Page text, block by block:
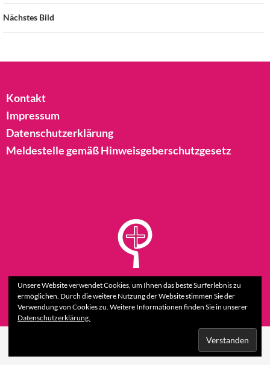
Nächstes Bild
Kontakt
Impressum
Datenschutzerklärung
Meldestelle gemäß Hinweisgeberschutzgesetz
Unsere Website verwendet Cookies, um Ihnen das beste Surferlebnis zu
ermöglichen. Durch die weitere Nutzung der Website stimmen Sie der
Verwendung von Cookies zu. Weitere Informationen finden Sie in unserer
Datenschutzerklärung.